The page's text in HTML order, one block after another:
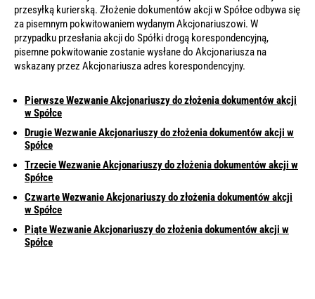
przesyłką kurierską. Złożenie dokumentów akcji w Spółce odbywa się
za pisemnym pokwitowaniem wydanym Akcjonariuszowi. W
przypadku przesłania akcji do Spółki drogą korespondencyjną,
pisemne pokwitowanie zostanie wysłane do Akcjonariusza na
wskazany przez Akcjonariusza adres korespondencyjny.
Pierwsze Wezwanie Akcjonariuszy do złożenia dokumentów akcji
w Spółce
Drugie Wezwanie Akcjonariuszy do złożenia dokumentów akcji w
Spółce
Trzecie Wezwanie Akcjonariuszy do złożenia dokumentów akcji w
Spółce
Czwarte Wezwanie Akcjonariuszy do złożenia dokumentów akcji
w Spółce
Piąte Wezwanie Akcjonariuszy do złożenia dokumentów akcji w
Spółce